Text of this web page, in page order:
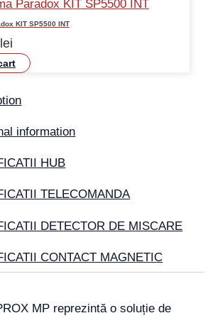
KIT SP5500 INT
lei
information
HUB
TELECOMANDA
DETECTOR DE MISCARE
CONTACT MAGNETIC
MP reprezintă o soluție de